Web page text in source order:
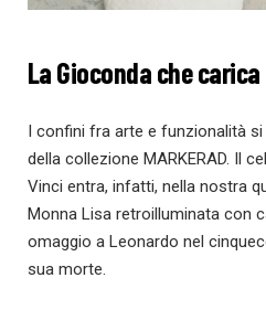
La Gioconda che
I confini fra arte e funzionalità
della collezione MARKERAD. Il
Vinci entra, infatti, nella nostra
Monna Lisa retroilluminata con
omaggio a Leonardo nel
sua morte.